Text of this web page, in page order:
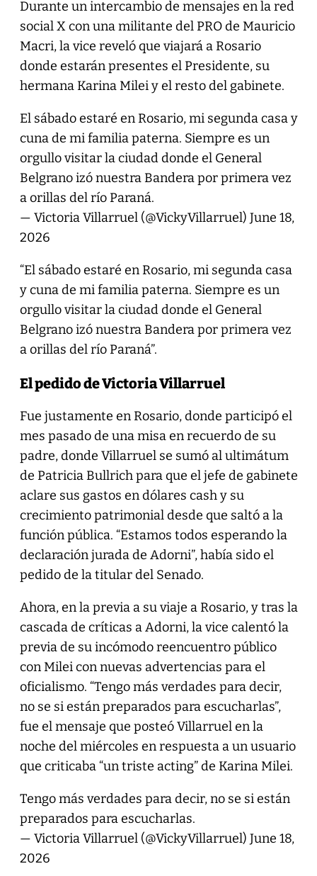
Durante un intercambio de mensajes en la red
social X con una militante del PRO de Mauricio
Macri, la vice reveló que viajará a Rosario
donde estarán presentes el Presidente, su
hermana Karina Milei y el resto del gabinete.
El sábado estaré en Rosario, mi segunda casa y
cuna de mi familia paterna. Siempre es un
orgullo visitar la ciudad donde el General
Belgrano izó nuestra Bandera por primera vez
a orillas del río Paraná.
— Victoria Villarruel (@VickyVillarruel) June 18,
2026
“El sábado estaré en Rosario, mi segunda casa
y cuna de mi familia paterna. Siempre es un
orgullo visitar la ciudad donde el General
Belgrano izó nuestra Bandera por primera vez
a orillas del río Paraná”.
El pedido de Victoria Villarruel
Fue justamente en Rosario, donde participó el
mes pasado de una misa en recuerdo de su
padre, donde Villarruel se sumó al ultimátum
de Patricia Bullrich para que el jefe de gabinete
aclare sus gastos en dólares cash y su
crecimiento patrimonial desde que saltó a la
función pública. “Estamos todos esperando la
declaración jurada de Adorni”, había sido el
pedido de la titular del Senado.
Ahora, en la previa a su viaje a Rosario, y tras la
cascada de críticas a Adorni, la vice calentó la
previa de su incómodo reencuentro público
con Milei con nuevas advertencias para el
oficialismo. “Tengo más verdades para decir,
no se si están preparados para escucharlas”,
fue el mensaje que posteó Villarruel en la
noche del miércoles en respuesta a un usuario
que criticaba “un triste acting” de Karina Milei.
Tengo más verdades para decir, no se si están
preparados para escucharlas.
— Victoria Villarruel (@VickyVillarruel) June 18,
2026